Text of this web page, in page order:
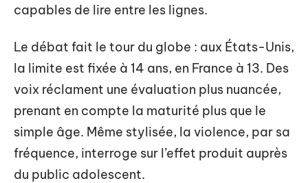
capables de lire entre les lignes.
Le débat fait le tour du globe : aux États-Unis,
la limite est fixée à 14 ans, en France à 13. Des
voix réclament une évaluation plus nuancée,
prenant en compte la maturité plus que le
simple âge. Même stylisée, la violence, par sa
fréquence, interroge sur l’effet produit auprès
du public adolescent.